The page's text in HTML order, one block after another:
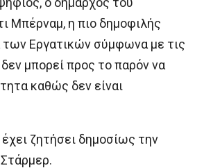
Μπέρναμ, η πιο δημοφιλής
Εργατικών σύμφωνα με τις
μπορεί προς το παρόν να
καθώς δεν είναι
ζητήσει δημοσίως την